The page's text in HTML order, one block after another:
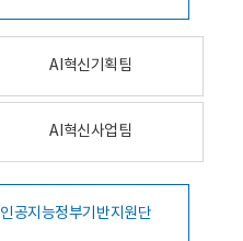
AI혁신기획팀
AI혁신사업팀
인공지능정부기반지원단